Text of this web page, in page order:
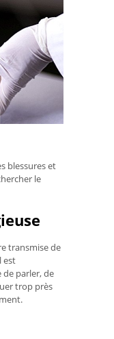
blessures et
le
transmise de
est
parler, de
trop près